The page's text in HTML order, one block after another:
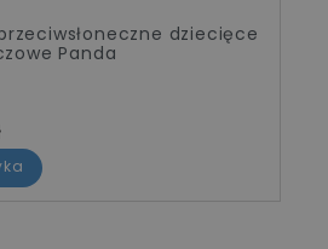
dziecięce
Panda